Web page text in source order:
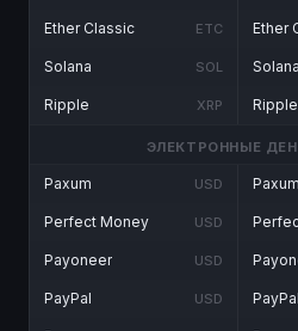
Ether Classic ETC
Solana SOL
Ripple XRP
Ether
Solana
Ripple
ЭЛЕКТРОННЫЕ
Paxum USD
Perfect Money USD
Payoneer USD
PayPal USD
Paxum
PayPal